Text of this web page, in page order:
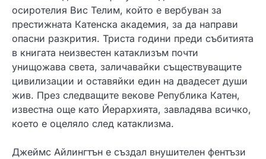
осиротелия Вис Телим, който е вербуван за
престижната Катенска академия, за да направи
опасни разкрития. Триста години преди събитията
в книгата неизвестен катаклизъм почти
унищожава света, заличавайки съществуващите
цивилизации и оставяйки един на двадесет души
жив. През следващите векове Република Катен,
известна още като Йерархията, завладява всичко,
което е оцеляло след катаклизма.
Джеймс Айлингтън е създал внушителен фентъзи